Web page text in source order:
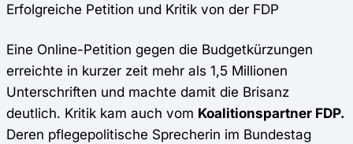
Erfolgreiche Petition und Kritik von der FDP
Eine Online-Petition gegen die Budgetkürzungen
erreichte in kurzer zeit mehr als 1,5 Millionen
Unterschriften und machte damit die Brisanz
deutlich. Kritik kam auch vom Koalitionspartner FDP.
Deren pflegepolitische Sprecherin im Bundestag